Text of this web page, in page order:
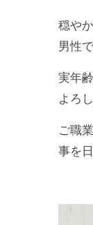
穏や
男性で
実年
よろ
ご職
事を